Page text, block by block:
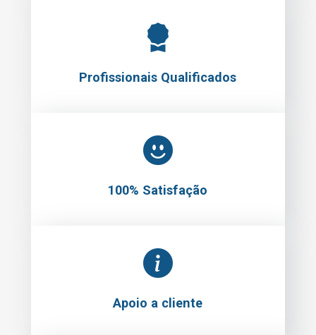
Profissionais Qualificados
100% Satisfação
Apoio a cliente